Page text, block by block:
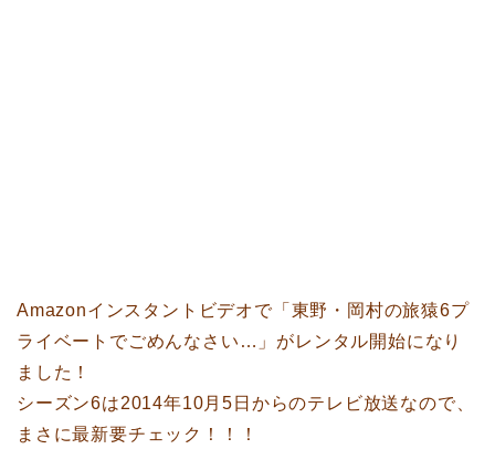
Amazonインスタントビデオで「東野・岡村の旅猿6プ
ライベートでごめんなさい…」がレンタル開始になり
ました！
シーズン6は2014年10月5日からのテレビ放送なので、
まさに最新要チェック！！！